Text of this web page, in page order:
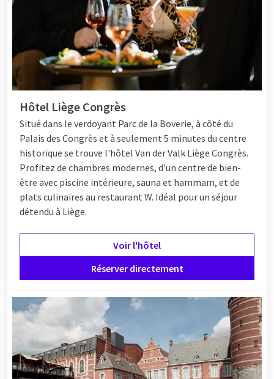
Hôtel Liège Congrès
Situé dans le verdoyant Parc de la Boverie, à côté du
Palais des Congrès et à seulement 5 minutes du centre
historique se trouve l'hôtel Van der Valk Liège Congrès.
Profitez de chambres modernes, d'un centre de bien-
être avec piscine intérieure, sauna et hammam, et de
plats culinaires au restaurant W. Idéal pour un séjour
détendu à Liège.
Voir l'hôtel
Réserver directement